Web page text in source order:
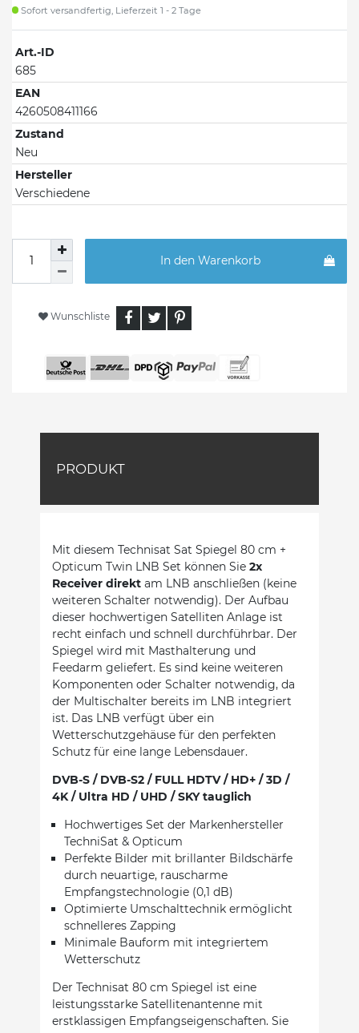
Sofort versandfertig, Lieferzeit 1 - 2 Tage
Art.-ID
685
EAN
4260508411166
Zustand
Neu
Hersteller
Verschiedene
In den Warenkorb
Wunschliste
PRODUKT
Mit diesem Technisat Sat Spiegel 80 cm +
Opticum Twin LNB Set können Sie 2x
Receiver direkt am LNB anschließen (keine
weiteren Schalter notwendig). Der Aufbau
dieser hochwertigen Satelliten Anlage ist
recht einfach und schnell durchführbar. Der
Spiegel wird mit Masthalterung und
Feedarm geliefert. Es sind keine weiteren
Komponenten oder Schalter notwendig, da
der Multischalter bereits im LNB integriert
ist. Das LNB verfügt über ein
Wetterschutzgehäuse für den perfekten
Schutz für eine lange Lebensdauer.
DVB-S / DVB-S2 / FULL HDTV / HD+ / 3D /
4K / Ultra HD / UHD / SKY tauglich
Hochwertiges Set der Markenhersteller
TechniSat & Opticum
Perfekte Bilder mit brillanter Bildschärfe
durch neuartige, rauscharme
Empfangstechnologie (0,1 dB)
Optimierte Umschalttechnik ermöglicht
schnelleres Zapping
Minimale Bauform mit integriertem
Wetterschutz
Der Technisat 80 cm Spiegel ist eine
leistungsstarke Satellitenantenne mit
erstklassigen Empfangseigenschaften. Sie